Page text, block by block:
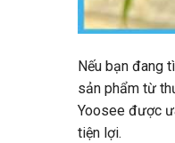
Nếu bạn đang
sản phẩm từ
Yoosee được
tiện lợi.